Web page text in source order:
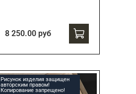
8 250.00 руб
Рисунок изделия защищен
авторским правом!
Копирование запрещено!